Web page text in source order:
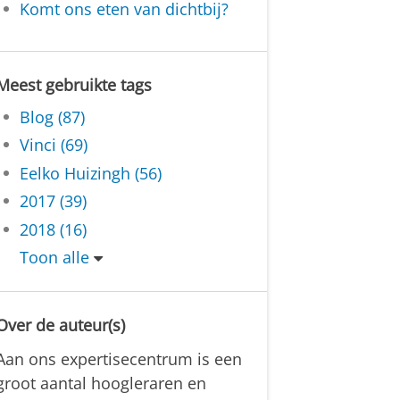
Komt ons eten van dichtbij?
gebruikte tags
Blog (87)
Vinci (69)
Eelko Huizingh (56)
2017 (39)
2018 (16)
Toon alle
de auteur(s)
ons expertisecentrum is een
aantal hoogleraren en